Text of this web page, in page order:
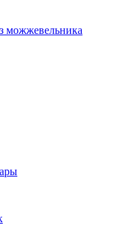
можжевельника